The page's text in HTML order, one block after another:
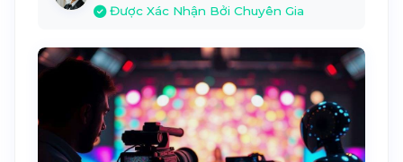
Được Xác Nhận Bởi Chuyên Gia